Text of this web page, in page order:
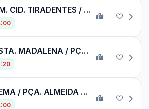
TERM. CID. TIRADENTES / SÃO MIGUEL PAULISTA
PQ. STA. MADALENA / PÇA. ALMEIDA JR.
VL. EMA / PÇA. ALMEIDA JR.